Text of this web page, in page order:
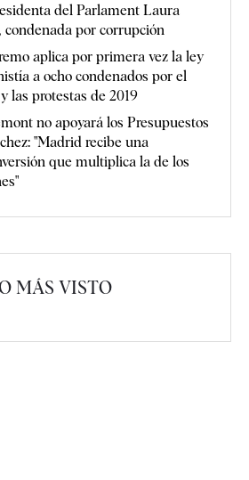
del Parlament Laura
condenada por corrupción
aplica por primera vez la ley
a ocho condenados por el
las protestas de 2019
no apoyará los Presupuestos
"Madrid recibe una
que multiplica la de los
MÁS VISTO